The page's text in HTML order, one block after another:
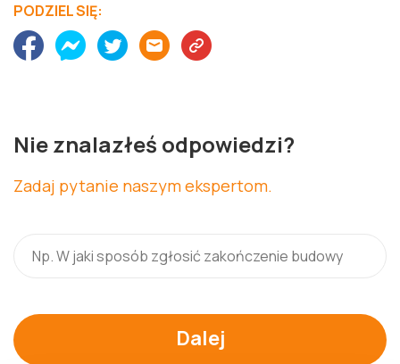
PODZIEL SIĘ:
Nie znalazłeś odpowiedzi?
Zadaj pytanie naszym ekspertom.
Dalej